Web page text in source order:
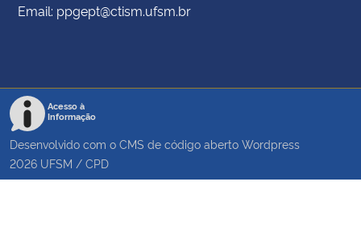
Email: ppgept@ctism.ufsm.br
Acesso à
Informação
Desenvolvido com o CMS de código aberto Wordpress
2026 UFSM / CPD